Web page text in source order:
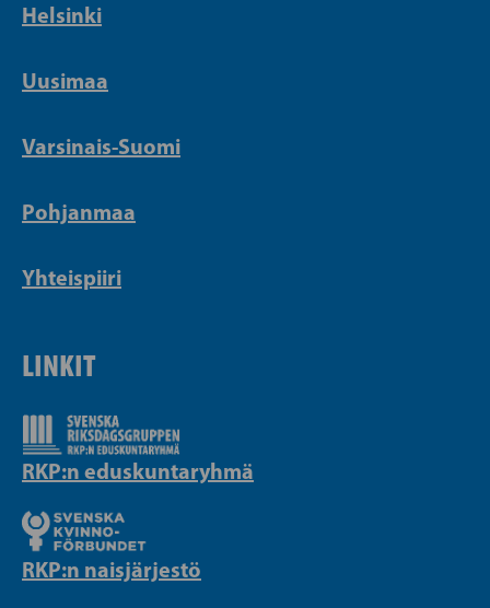
Helsinki
Uusimaa
Varsinais-Suomi
Pohjanmaa
Yhteispiiri
LINKIT
RKP:n eduskuntaryhmä
RKP:n naisjärjestö